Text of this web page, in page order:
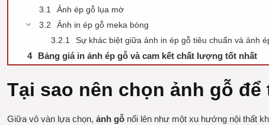
Ảnh ép gỗ lụa mờ
Ảnh in ép gỗ meka bóng
Sự khác biệt giữa ảnh in ép gỗ tiêu chuẩn và ảnh
Bảng giá in ảnh ép gỗ và cam kết chất lượng tốt nhất
Tại sao nên chọn ảnh gỗ để
Giữa vô vàn lựa chọn, ảnh gỗ nổi lên như một xu hướng nội thất